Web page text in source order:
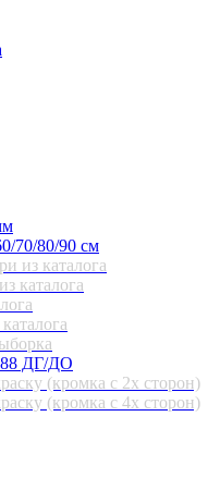
70/80/90 см
из каталога
каталога
ДГ/ДО
(кромка с 2х сторон)
(кромка с 4х сторон)